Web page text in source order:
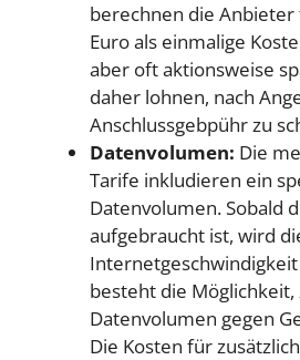
berechnen die Anbieter
Euro als einmalige
aber oft aktionsweise
daher lohnen, nach
Anschlussgebpühr zu
Datenvolumen: Die
Tarife inkludieren ein
Datenvolumen. Sobald
aufgebraucht ist, wird
besteht die Möglichkeit,
Datenvolumen gegen
Die Kosten für